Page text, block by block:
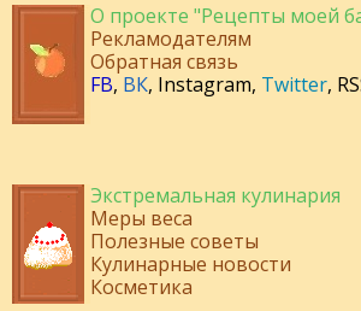
О проекте "Рецепты моей
Рекламодателям
Обратная связь
FB, ВК, Instagram, Twitter,
Экстремальная кулинария
Меры веса
Полезные советы
Кулинарные новости
Косметика